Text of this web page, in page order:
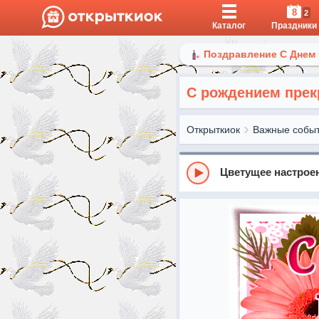
Каталог
8 2
Праздники
Поздравление С
С рождением
Открыткиок Важные
Цветущее